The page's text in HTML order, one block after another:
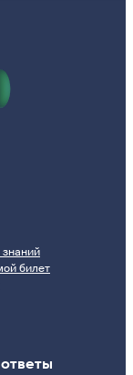
знаний
билет